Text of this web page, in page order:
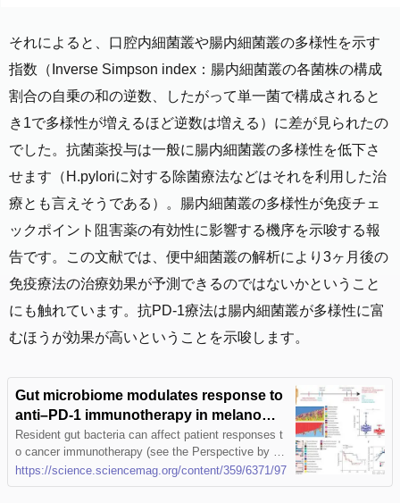
それによると、口腔内細菌叢や腸内細菌叢の多様性を示す
指数（Inverse Simpson index：腸内細菌叢の各菌株の構成
割合の自乗の和の逆数、したがって単一菌で構成されると
き1で多様性が増えるほど逆数は増える）に差が見られたの
でした。抗菌薬投与は一般に腸内細菌叢の多様性を低下さ
せます（H.pyloriに対する除菌療法などはそれを利用した治
療とも言えそうである）。腸内細菌叢の多様性が免疫チェ
ックポイント阻害薬の有効性に影響する機序を示唆する報
告です。この文献では、便中細菌叢の解析により3ヶ月後の
免疫療法の治療効果が予測できるのではないかということ
にも触れています。抗PD-1療法は腸内細菌叢が多様性に富
むほうが効果が高いということを示唆します。
Gut microbiome modulates response to
anti–PD-1 immunotherapy in melanoma
patients
Resident gut bacteria can affect patient responses t
o cancer immunotherapy (see the Perspective by Jo
bin). Routy et al. show that antibiotic consumption is
associated with poor response to immunotherapeuti
https://science.sciencemag.org/content/359/6371/97